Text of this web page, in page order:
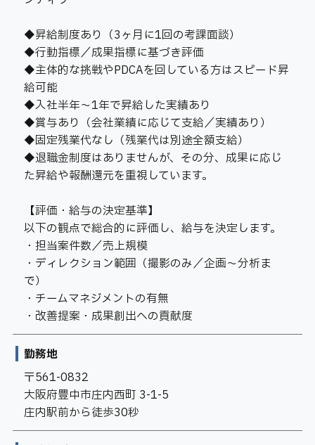
◆昇給制度あり（3ヶ月に1回の考課面談）
◆行動指標／成果指標に基づき評価
◆主体的な挑戦やPDCAを回している方はスピード昇
給可能
◆入社半年〜1年で昇給した実績あり
◆賞与あり（会社業績に応じて支給／実績あり）
◆固定残業代なし（残業代は別途全額支給）
◆退職金制度はありませんが、その分、成果に応じ
た昇給や報酬還元を重視しています。
【評価・給与の決定基準】
以下の観点で総合的に評価し、給与を決定します。
・担当案件数／売上規模
・ディレクション範囲（撮影のみ／企画〜分析ま
で）
・チームマネジメントの有無
・改善提案・成果創出への貢献度
勤務地
〒561-0832
大阪府豊中市庄内西町 3-1-5
庄内駅前から徒歩30秒